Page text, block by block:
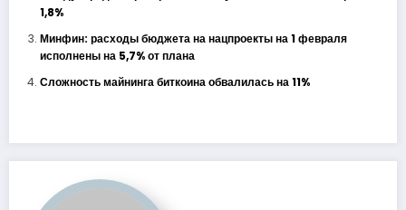
1,8%
Минфин: расходы бюджета на нацпроекты на 1 февраля
исполнены на 5,7% от плана
Сложность майнинга биткоина обвалилась на 11%